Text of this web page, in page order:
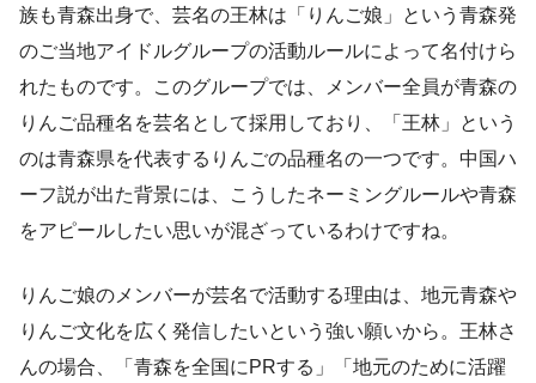
族も青森出身で、芸名の王林は「りんご娘」という青森発
のご当地アイドルグループの活動ルールによって名付けら
れたものです。このグループでは、メンバー全員が青森の
りんご品種名を芸名として採用しており、「王林」という
のは青森県を代表するりんごの品種名の一つです。中国ハ
ーフ説が出た背景には、こうしたネーミングルールや青森
をアピールしたい思いが混ざっているわけですね。
りんご娘のメンバーが芸名で活動する理由は、地元青森や
りんご文化を広く発信したいという強い願いから。王林さ
んの場合、「青森を全国にPRする」「地元のために活躍